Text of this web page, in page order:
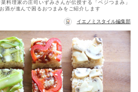
料理家の庄司いずみさんが伝授する「ベジつまみ」
酒が進んで困るおつまみをご紹介します
イエノミスタイル編集部